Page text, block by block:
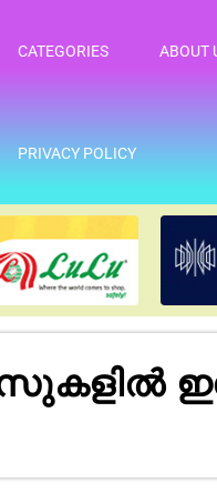
CATEGORIES ABOUT
PRIVACY POLICY